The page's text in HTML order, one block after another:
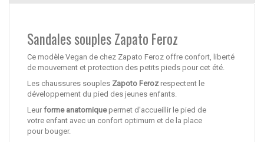
Sandales souples Zapato Feroz
Ce modèle Vegan de chez Zapato Feroz offre confort, liberté
de mouvement et protection des petits pieds pour cet été.
Les chaussures souples Zapoto Ferozrespectent le
développement du pied des jeunes enfants.
Leur forme anatomiquepermet d'accueillir le pied de
votre enfant avec un confort optimum et de la place
pour bouger.